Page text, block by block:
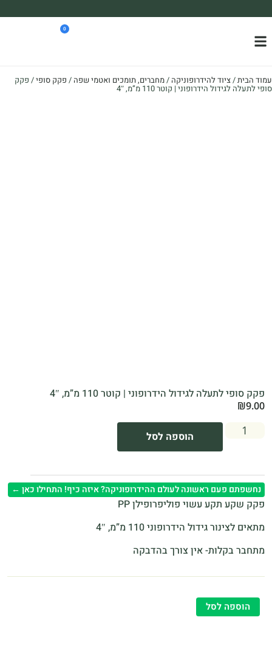
0
עמוד הבית/ציוד להידרופוניקה /מחברים, תומכים ואטמי שפה / פקק סופי/ פקק
סופי לתעלה לגידול הידרופוני | קוטר 110 מ”מ, 4″
פקק סופי לתעלה לגידול הידרופוני | קוטר 110 מ”מ, 4″
₪9.00
הוספה לסל
נחשפתם פעם ראשונה לעולם ההידרופוניקה? איזה כיף! התחילו כאן ←
פקק שקע תקע עשוי פוליפרופילן PP
מתאים לצינור גידול הידרופוני 110 מ”מ, 4″
מתחבר בקלות- אין צורך בהדבקה
הוספה לסל